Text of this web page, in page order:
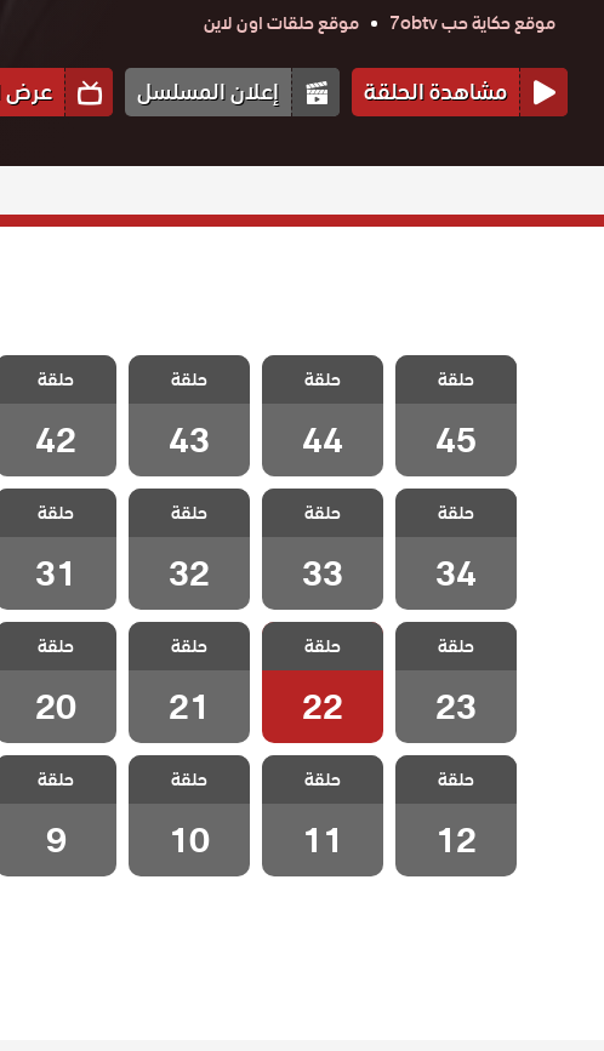
موقع حكاية حب 7obtv
موقع حلقات اون لاين
مشاهدة الحلقة إعلان المسلسل عرض
مسلسل جرائم
صغيرة الحلقة
45 والاخيرة
حلقة
45
مسلسل جرائم
صغيرة الحلقة
44
حلقة
44
مسلسل جرائم
صغيرة الحلقة
43
حلقة
43
مسلسل جرائم
صغيرة الحلقة
42
حلقة
42
مسلسل جرائم
صغيرة الحلقة
34
حلقة
34
مسلسل جرائم
صغيرة الحلقة
33
حلقة
33
مسلسل جرائم
صغيرة الحلقة
32
حلقة
32
مسلسل جرائم
صغيرة الحلقة
31
حلقة
31
مسلسل جرائم
صغيرة الحلقة
23
حلقة
23
مسلسل جرائم
صغيرة الحلقة
22
حلقة
22
مسلسل جرائم
صغيرة الحلقة
21
حلقة
21
مسلسل جرائم
صغيرة الحلقة
20
حلقة
20
مسلسل جرائم
صغيرة الحلقة
12
حلقة
12
مسلسل جرائم
صغيرة الحلقة
11
حلقة
11
مسلسل جرائم
صغيرة الحلقة
10
حلقة
10
مسلسل جرائم
صغيرة الحلقة 9
حلقة
9